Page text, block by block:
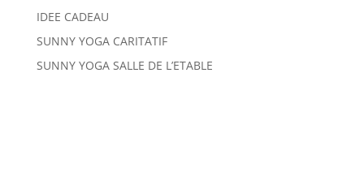
IDEE CADEAU
SUNNY YOGA CARITATIF
SUNNY YOGA SALLE DE L’ETABLE